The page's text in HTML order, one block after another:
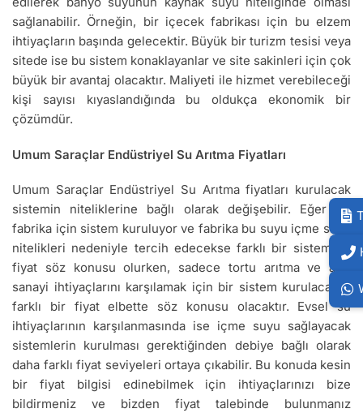
sağlanabilir. Örneğin, bir içecek fabrikası için bu elzem
ihtiyaçların başında gelecektir. Büyük bir turizm tesisi veya
sitede ise bu sistem konaklayanlar ve site sakinleri için çok
büyük bir avantaj olacaktır. Maliyeti ile hizmet verebileceği
kişi sayısı kıyaslandığında bu oldukça ekonomik bir
çözümdür.
Umum Saraçlar Endüstriyel Su Arıtma Fiyatları
Umum Saraçlar Endüstriyel Su Arıtma fiyatları kurulacak
sistemin niteliklerine bağlı olarak değişebilir. Eğer bir
fabrika için sistem kuruluyor ve fabrika bu suyu içme suyu
nitelikleri nedeniyle tercih edecekse farklı bir sistem ve
fiyat söz konusu olurken, sadece tortu arıtma ve ağır
sanayi ihtiyaçlarını karşılamak için bir sistem kurulacaksa
farklı bir fiyat elbette söz konusu olacaktır. Evsel su
ihtiyaçlarının karşılanmasında ise içme suyu sağlayacak
sistemlerin kurulması gerektiğinden debiye bağlı olarak
daha farklı fiyat seviyeleri ortaya çıkabilir. Bu konuda kesin
bir fiyat bilgisi edinebilmek için ihtiyaçlarınızı bize
bildirmeniz ve bizden fiyat talebinde bulunmanız